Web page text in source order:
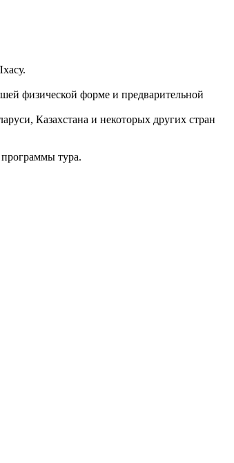
физической форме и предварительной
Казахстана и некоторых других стран
тура.